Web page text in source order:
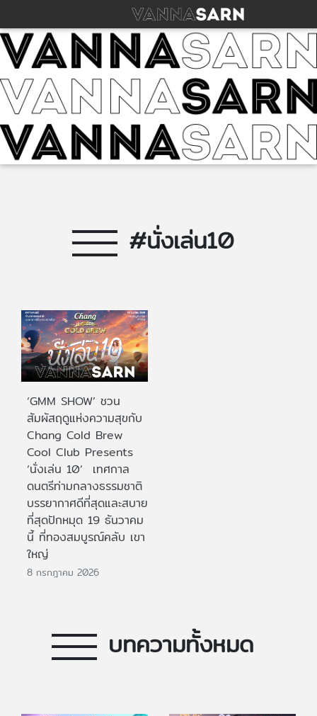
#นั่งเล่น10
‘GMM SHOW’ ชวน
สัมผัสฤดูแห่งความสุขกับ
Chang Cold Brew
Cool Club Presents
‘นั่งเล่น 10’ เทศกาล
ดนตรีท่ามกลางธรรมชาติ
บรรยากาศดีที่สุดและสบาย
ที่สุดปักหมุด 19 ธันวาคม
นี้ ที่ทองสมบูรณ์คลับ เขา
ใหญ่
8 กรกฎาคม 2026
บทความทั้งหมด